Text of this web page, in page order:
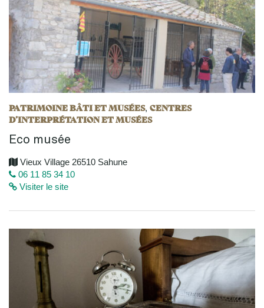
PATRIMOINE BÂTI ET MUSÉES, CENTRES
D’INTERPRÉTATION ET MUSÉES
Eco musée
Vieux Village 26510 Sahune
06 11 85 34 10
Visiter le site